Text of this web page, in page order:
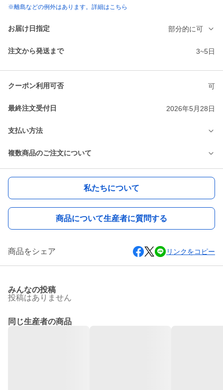
※離島などの例外はあります。詳細はこちら
お届け日指定 部分的に可
注文から発送まで 3~5日
クーポン利用可否 可
最終注文受付日 2026年5月28日
支払い方法
複数商品のご注文について
私たちについて
商品について生産者に質問する
商品をシェア リンクをコピー
みんなの投稿
投稿はありません
同じ生産者の商品